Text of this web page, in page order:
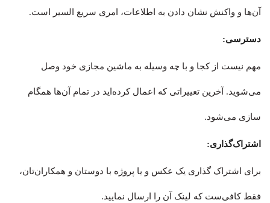
آن‌ها و واکنش نشان دادن به اطلاعات، امری سریع السیر است.
دسترسی:
مهم نیست از کجا و با چه وسیله به ماشین مجازی خود وصل
می‌شوید. آخرین تعییراتی که اعمال کرده‌اید در تمام آن‌ها همگام
سازی می‌شود.
اشتراک‌گذاری:
برای اشتراک گذاری یک عکس و یا پروژه با دوستان و همکاران‌تان،
فقط کافی‌ست که لینک آن را ارسال نمایید.